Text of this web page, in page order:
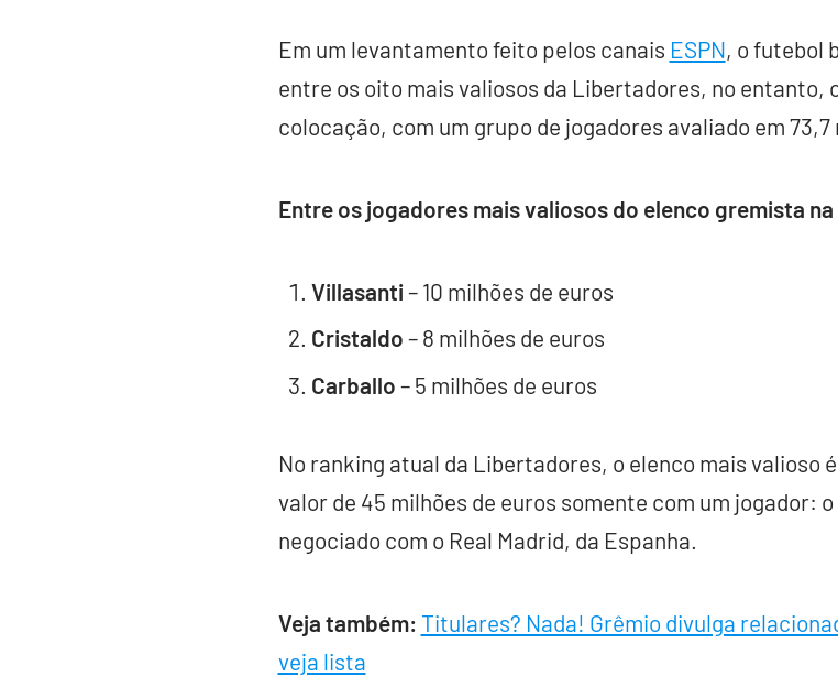
Em um levantamento feito pelos canais ESPN, o futebol
entre os oito mais valiosos da Libertadores, no entanto,
colocação, com um grupo de jogadores avaliado em 73,7
Entre os jogadores mais valiosos do elenco gremista
Villasanti– 10 milhões de euros
Cristaldo – 8 milhões de euros
Carballo – 5 milhões de euros
No ranking atual da Libertadores, o elenco mais valioso
valor de 45 milhões de euros somente com um jogador:
negociado com o Real Madrid, da Espanha.
Veja também: Titulares? Nada! Grêmio divulga
veja lista